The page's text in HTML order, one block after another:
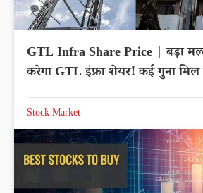
GTL Infra Share Price | बड़ा
करेगा GTL इंफ्रा शेयर! कई गुना मिल
Stock Market